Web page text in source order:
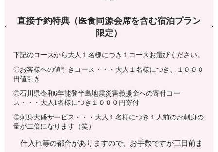
直接予約特典（医食同源会席を含む宿泊プラン
限定）
下記のコースから大人１名様につき１コースお選びください。
◎お客様への値引きコース・・・大人１名様につき、１０００
円値引き
◎石川県令和6年能登半島地震災害義援金への寄付コー
ス・・・大人1名様につき１０００円寄付
◎刺身大盛サービス・・・大人１名様につき１人前のお刺身の
量が二倍になります（笑）
仕入れ等の都合がありますので、お手数ですが三日前ま